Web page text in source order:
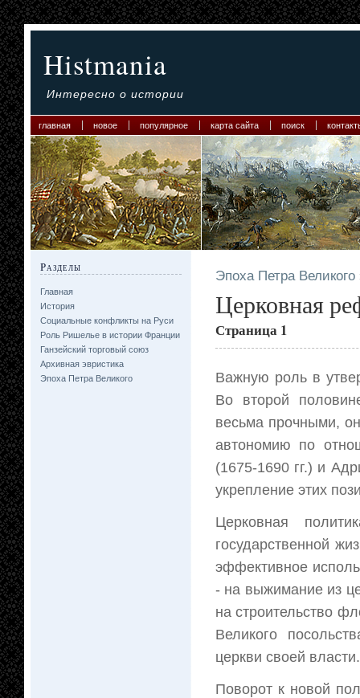
Histmania
Интересно о истории
главная новое популярное карта сайта поиск
Разделы
Главная
История
Социальные конфликты на Руси
Роль Ришелье в истории Франции
Ганзейский торговый союз
Архивная эвристика
Эпоха Петра Великого
Эпоха Петра Великого
Церковная
Страница 1
Важную роль в
Во второй
весьма прочными,
автономию по
(1675-1690 гг.) и
укрепление этих
Церковная
государственной
эффективное
- на выжимание из
на строительство
Великого
церкви своей власти.
Поворот к новой